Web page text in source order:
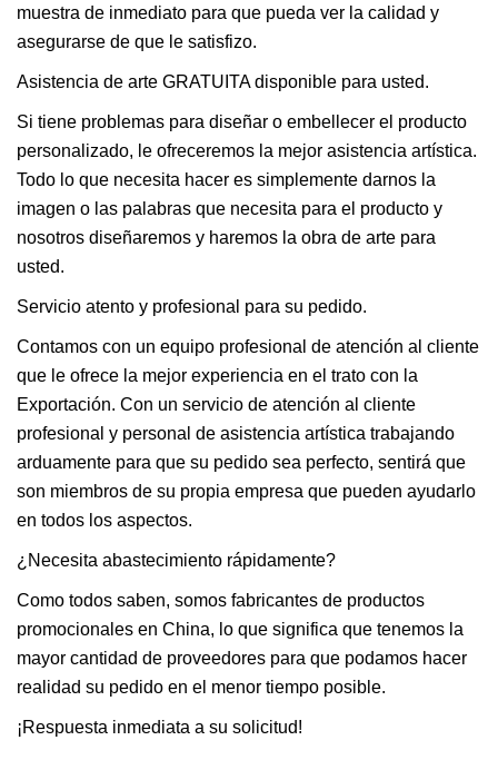
muestra de inmediato para que pueda ver la calidad y
asegurarse de que le satisfizo.
Asistencia de arte GRATUITA disponible para usted.
Si tiene problemas para diseñar o embellecer el producto
personalizado, le ofreceremos la mejor asistencia artística.
Todo lo que necesita hacer es simplemente darnos la
imagen o las palabras que necesita para el producto y
nosotros diseñaremos y haremos la obra de arte para
usted.
Servicio atento y profesional para su pedido.
Contamos con un equipo profesional de atención al cliente
que le ofrece la mejor experiencia en el trato con la
Exportación. Con un servicio de atención al cliente
profesional y personal de asistencia artística trabajando
arduamente para que su pedido sea perfecto, sentirá que
son miembros de su propia empresa que pueden ayudarlo
en todos los aspectos.
¿Necesita abastecimiento rápidamente?
Como todos saben, somos fabricantes de productos
promocionales en China, lo que significa que tenemos la
mayor cantidad de proveedores para que podamos hacer
realidad su pedido en el menor tiempo posible.
¡Respuesta inmediata a su solicitud!